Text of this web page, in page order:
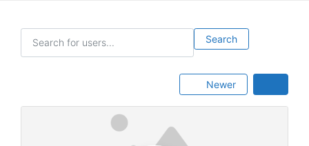
Search for users...
Search for users... Search
Newer